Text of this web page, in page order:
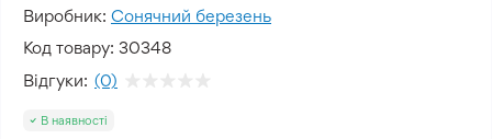
Виробник: Сонячний березень
Код товару: 30348
Відгуки: (0)
В наявності